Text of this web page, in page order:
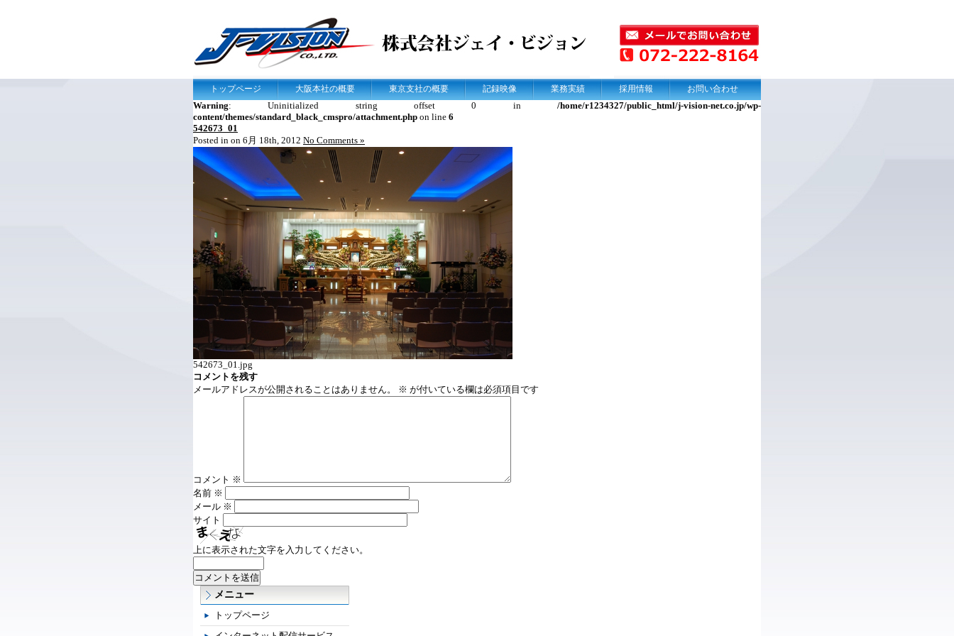
トップページ 大阪本社の概要 東京支社の概要 記録映像 業務実績 採用情報 お問い合わせ
Warning: Uninitialized string offset 0 in /home/r1234327/public_html/j-vision-net.co.jp/wp-
content/themes/standard_black_cmspro/attachment.php on line 6
542673_01
Posted in on 6月 18th, 2012 No Comments »
542673_01.jpg
コメントを残す
メールアドレスが公開されることはありません。
※ が付いている欄は必須項目です
コメント ※
名前 ※
メール ※
サイト
上に表示された文字を入力してください。
メニュー
トップページ